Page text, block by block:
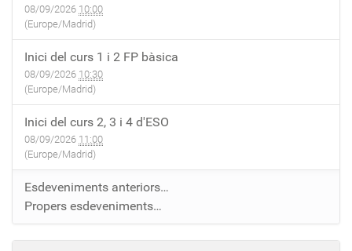
08/09/2026 10:00
(Europe/Madrid)
Inici del curs 1 i 2 FP bàsica
08/09/2026 10:30
(Europe/Madrid)
Inici del curs 2, 3 i 4 d'ESO
08/09/2026 11:00
(Europe/Madrid)
Esdeveniments anteriors…
Propers esdeveniments…